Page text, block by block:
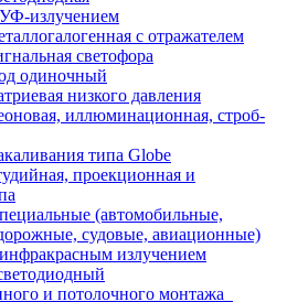
излучением
с отражателем
светофора
одиночный
низкого давления
иллюминационная, строб-
типа Globe
проекционная и
(автомобильные,
судовые, авиационные)
излучением
и потолочного монтажа